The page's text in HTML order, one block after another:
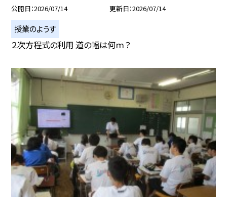
公開日 2026/07/14 更新日 2026/07/14
授業のようす
２次方程式の利用 道の幅は何ｍ？